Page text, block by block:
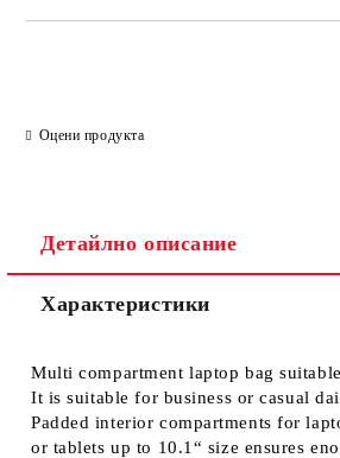
Оцени продукта
Детайлно описание
Характеристики
Multi compartment laptop bag
It is suitable for business or casual
Padded interior compartments for
or tablets up to 10.1“ size ensures